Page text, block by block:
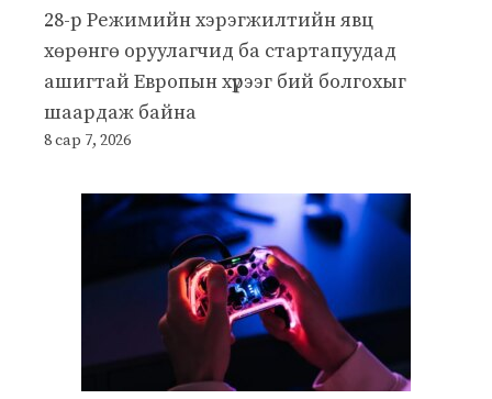
28-р Режимийн хэрэгжилтийн явц
хөрөнгө оруулагчид ба стартапуудад
ашигтай Европын хүрээг бий болгохыг
шаардаж байна
8 сар 7, 2026